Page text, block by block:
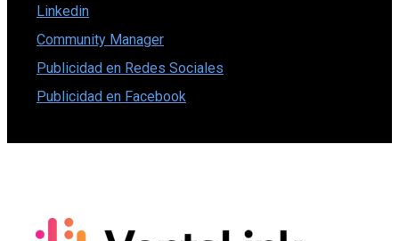
Linkedin
Community Manager
Publicidad en Redes Sociales
Publicidad en Facebook